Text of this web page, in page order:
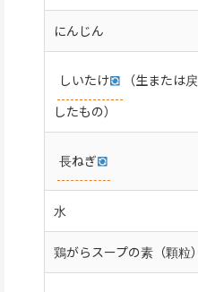
にんじん
しいたけ
（生または戻
したもの）
長ねぎ
水
鶏がらスープの素（顆粒）